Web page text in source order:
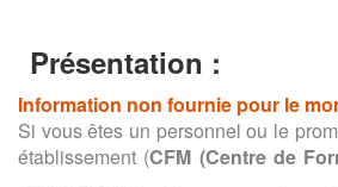
Présentation :
Information non fournie pour le
Si vous êtes un personnel ou le
établissement (CFM (Centre de